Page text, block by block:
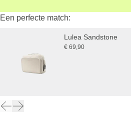
Een perfecte match:
Lulea Sandstone
€ 69,90